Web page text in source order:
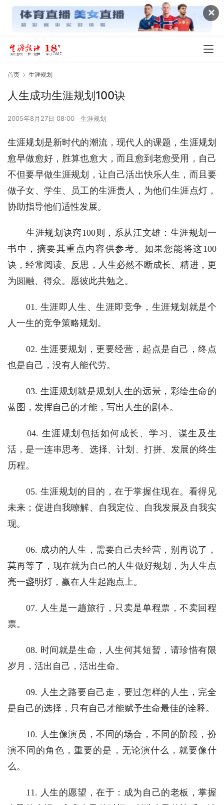
✕
首页 生涯规划
人生成功生涯规划100诀
2005年8月27日 08:00 生涯规划
生涯规划是新时代的潮流，现代人的课题，生涯规划
愈早做愈好，胜算也愈大，而且愈到老愈受用，自己
不但要早做生涯规划，让自己活出快乐人生，而且要
做子女、学生、员工的生涯贵人，为他们生涯点灯，
协助指导他们适性发展。
生涯规划诀窍100则，系从江文雄：生涯规划一
书中，摘要其重点内容供参考。如果您能将这100
诀，经常阅读、反思，人生必然不断成长、精进，更
为圆融、得众。愿彼此共勉之。
01. 生涯即人生、生涯即竞争，生涯规划就是个
人一生的竞争策略规划。
02. 生涯要规划，更要经营，起点是自己，终点
也是自己，没有人能代劳。
03. 生涯规划就是规划人生的远景，彩绘生命的
蓝图，发挥自己的才能，写出人生的剧本。
04. 生涯规划包括如何成长、学习、谋生及生
活，是一连串思考、选择、计划、打拼、发展的终生
历程。
05. 生涯规划的目的，在于掌握住现在。看得见
未来；促进自我暸解、自我定位、自我发展及自我实
现。
06. 成功的人生，需要自己去经营，别再说了，
莫再等了，现在就为自己的人生做好规划，为人生点
亮一盏明灯，赢在人生起跑点上。
07. 人生是一趟旅行，只卖是单程票，不卖回程
票。
08. 时间就是生命，人生何其短暂，请珍惜有限
岁月，活出自己，活出生命。
09. 人生之路要自己走，要过怎样的人生，完全
是自己的选择，只有自己才能赋予生命最佳的诠释。
10. 人生像演员，不同的场合，不同的阶段，扮
演不同的角色，重要的是，无论演什么，就要像什
么。
11. 人生的愿望，在于：成为自己的老板，掌握